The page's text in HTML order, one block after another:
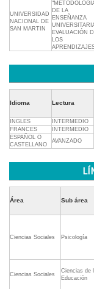
UNIVERSIDAD
NACIONAL DE
SAN MARTIN
DE LA
ENSEÑANZA
EVALUACIÓN
LOS
Idioma Lectura
INGLES INTERMEDIO
FRANCES
INTERMEDIO
ESPAÑOL O
CASTELLANO
AVANZADO
Área Sub área
Ciencias Sociales Psicología
Ciencias Sociales
Ciencias de
Educación